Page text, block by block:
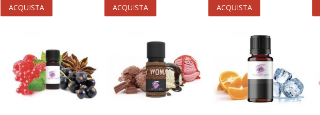
ACQUISTA ACQUISTA ACQUISTA